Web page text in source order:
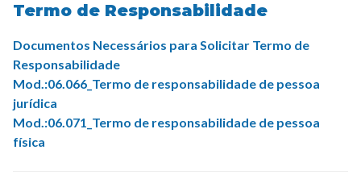
Termo de Responsabilidade
Documentos Necessários para Solicitar Termo de
Responsabilidade
Mod.:06.066_Termo de responsabilidade de pessoa
jurídica
Mod.:06.071_Termo de responsabilidade de pessoa
física